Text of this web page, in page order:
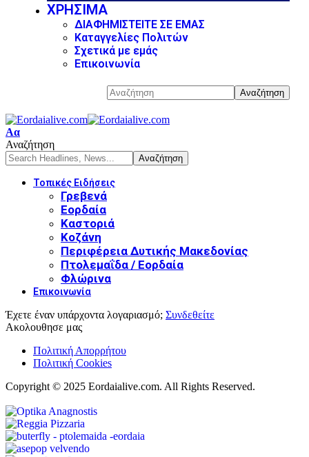
ΧΡΗΣΙΜΑ
ΔΙΑΦΗΜΙΣΤΕΙΤΕ ΣΕ ΕΜΑΣ
Καταγγελίες Πολιτών
Σχετικά με εμάς
Επικοινωνία
Αα
Αναζήτηση
Τοπικές Ειδήσεις
Γρεβενά
Εορδαία
Καστοριά
Κοζάνη
Περιφέρεια Δυτικής Μακεδονίας
Πτολεμαΐδα / Εορδαία
Φλώρινα
Επικοινωνία
Έχετε έναν υπάρχοντα λογαριασμό; Συνδεθείτε
Ακολουθησε μας
Πολιτική Απορρήτου
Πολιτική Cookies
Copyright © 2025 Eordaialive.com. All Rights Reserved.